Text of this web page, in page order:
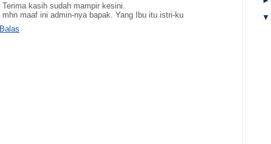
Terima kasih sudah mampir kesini.
mhn maaf ini admin-nya bapak. Yang Ibu itu istri-ku
Balas
▼